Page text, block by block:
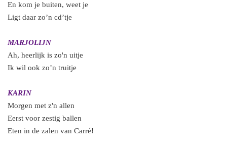
En kom je buiten, weet je
Ligt daar zo’n cd’tje
MARJOLIJN
Ah, heerlijk is zo'n uitje
Ik wil ook zo’n truitje
KARIN
Morgen met z'n allen
Eerst voor zestig ballen
Eten in de zalen van Carré!